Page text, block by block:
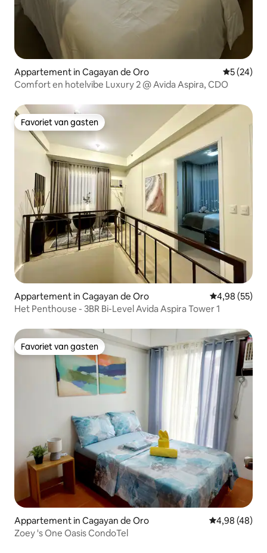
Appartement in Cagayan de Oro
5 (24)
Comfort en hotelvibe Luxury 2 @ Avida Aspira, CDO
Favoriet van gasten
Favoriet van gasten
Appartement in Cagayan de Oro Gemiddelde
4,98 (55)
Het Penthouse - 3BR Bi-Level Avida Aspira Tower 1
Favoriet van gasten
Favoriet van gasten
Appartement in Cagayan de Oro Gemiddelde
4,98 (48)
Zoey 's One Oasis CondoTel